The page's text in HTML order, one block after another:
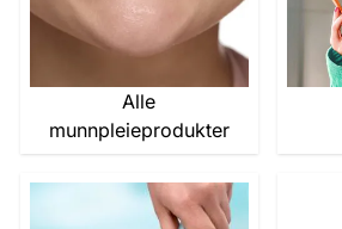
Alle
munnpleieprodukter